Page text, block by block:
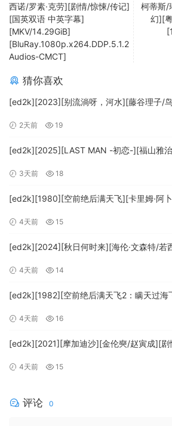
西诺/罗素·克劳][剧情/惊悚/传记]
[国英双语 中英字幕]
[MKV/14.29GiB]
[BluRay.1080p.x264.DDP.5.1.2
Audios-CMCT]
柯蒂斯/
幻][
猜你喜欢
[ed2k][2023][别流淌呀，河水][藤谷理子/
2天前 19
[ed2k][2025][LAST MAN -初恋-][福山雅
3天前 18
[ed2k][1980][空前绝后满天飞][卡里姆·阿
HD.MA5.1.x265.10bit-BeiTai]
4天前 15
[ed2k][2024][秋日何时来][海伦·文森特/若
FRDS]
4天前 14
[ed2k][1982][空前绝后满天飞2：瞒天过海
[1080p.BluRay.x264.DTS-WiKi]
4天前 16
[ed2k][2021][摩加迪沙][金伦奭/赵寅成][剧
4天前 15
评论 0